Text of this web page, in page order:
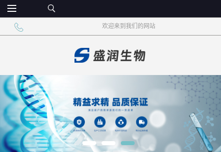
欢迎来到我们的网站